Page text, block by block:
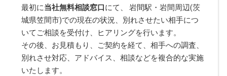
最初に当社無料相談窓口にて、 岩間駅・岩間周辺(茨
城県笠間市)での現在の状況、別れさせたい相手につ
いてご相談を受付け、ヒアリングを行います。
その後、お見積もり、ご契約を経て、相手への調査、
別れさせ対応、アドバイス、相談などを複合的な実施
いたします。